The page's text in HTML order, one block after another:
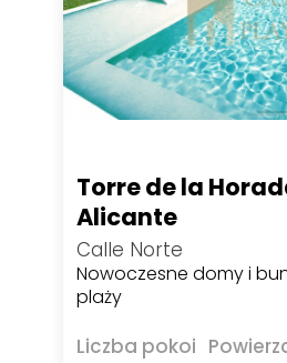
Torre de la
Alicante
Calle Norte
Nowoczesne domy i
plaży
Liczba pokoi